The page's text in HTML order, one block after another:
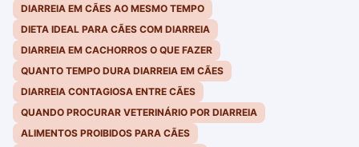
DIARREIA EM CÃES AO MESMO TEMPO
DIETA IDEAL PARA CÃES COM DIARREIA
DIARREIA EM CACHORROS O QUE FAZER
QUANTO TEMPO DURA DIARREIA EM CÃES
DIARREIA CONTAGIOSA ENTRE CÃES
QUANDO PROCURAR VETERINÁRIO POR DIARREIA
ALIMENTOS PROIBIDOS PARA CÃES